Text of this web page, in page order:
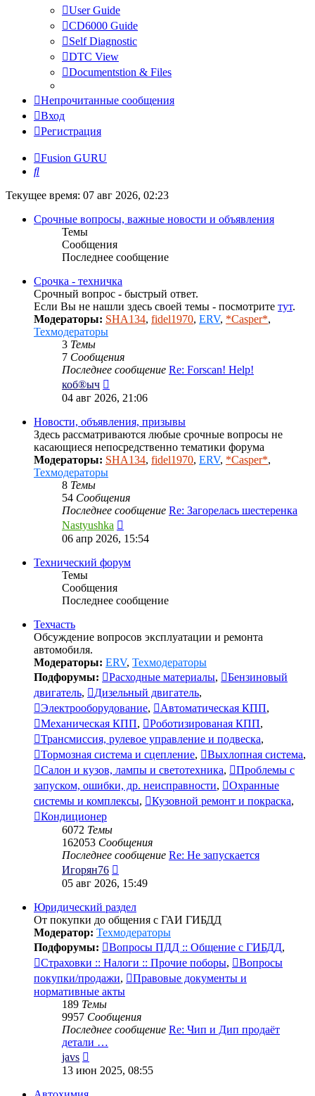
User Guide
CD6000 Guide
Self Diagnostic
DTC View
Documentstion & Files
Непрочитанные сообщения
Вход
Регистрация
Fusion GURU
Поиск
Текущее время: 07 авг 2026, 02:23
Срочные вопросы, важные новости и объявления
Темы
Сообщения
Последнее сообщение
Срочка - техничка
Срочный вопрос - быстрый ответ.
Если Вы не нашли здесь своей темы - посмотрите тут.
Модераторы: SHA134, fidel1970, ERV, *Casper*,
Техмодераторы
3 Темы
7 Сообщения
Последнее сообщение Re: Forscan! Help!
коб®ыч
к
сообщению
04 авг 2026, 21:06
Новости, объявления, призывы
Здесь рассматриваются любые срочные вопросы не
касающиеся непосредственно тематики форума
Модераторы: SHA134, fidel1970, ERV, *Casper*,
Техмодераторы
8 Темы
54 Сообщения
Последнее сообщение Re: Загорелась шестеренка
Nastyushka
к
сообщению
06 апр 2026, 15:54
Технический форум
Темы
Сообщения
Последнее сообщение
Техчасть
Обсуждение вопросов эксплуатации и ремонта
автомобиля.
Модераторы: ERV, Техмодераторы
Подфорумы:
Расходные материалы,
Бензиновый
двигатель, Дизельный двигатель,
Электрооборудование, Автоматическая КПП,
Механическая КПП, Роботизированая КПП,
Трансмиссия, рулевое управление и подвеска,
Тормозная система и сцепление, Выхлопная система,
Салон и кузов, лампы и светотехника,
Проблемы с
запуском, ошибки, др. неисправности,
Охранные
системы и комплексы, Кузовной ремонт и покраска,
Кондиционер
6072 Темы
162053 Сообщения
Последнее сообщение Re: Не запускается
Игорян76
к
сообщению
05 авг 2026, 15:49
Юридический раздел
От покупки до общения с ГАИ ГИБДД
Модератор: Техмодераторы
Подфорумы:
Вопросы ПДД :: Общение с ГИБДД,
Страховки :: Налоги :: Прочие поборы,
Вопросы
покупки/продажи,
Правовые документы и
нормативные акты
189 Темы
9957 Сообщения
Последнее сообщение Re: Чип и Дип продаёт
детали …
javs
к
13 июн 2025, 08:55